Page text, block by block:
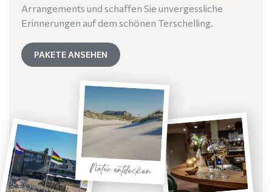
Arrangements und schaffen Sie unvergessliche
Erinnerungen auf dem schönen Terschelling.
PAKETE ANSEHEN
Natur entdecken